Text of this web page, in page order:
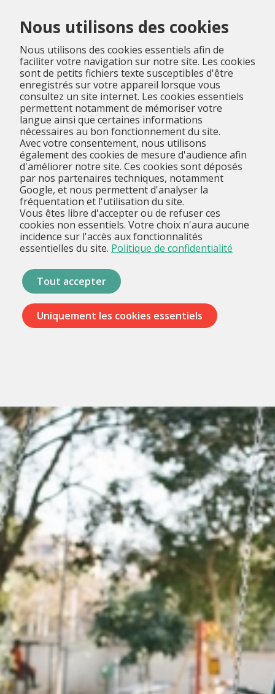
Nous utilisons des cookies
Nous utilisons des cookies essentiels afin de
faciliter votre navigation sur notre site. Les cookies
sont de petits fichiers texte susceptibles d'être
enregistrés sur votre appareil lorsque vous
consultez un site internet. Les cookies essentiels
permettent notamment de mémoriser votre
langue ainsi que certaines informations
nécessaires au bon fonctionnement du site.
Avec votre consentement, nous utilisons
également des cookies de mesure d'audience afin
d'améliorer notre site. Ces cookies sont déposés
par nos partenaires techniques, notamment
Google, et nous permettent d'analyser la
fréquentation et l'utilisation du site.
Vous êtes libre d'accepter ou de refuser ces
cookies non essentiels. Votre choix n'aura aucune
incidence sur l'accès aux fonctionnalités
essentielles du site. Politique de confidentialité
Tout accepter
Uniquement les cookies essentiels
Menu